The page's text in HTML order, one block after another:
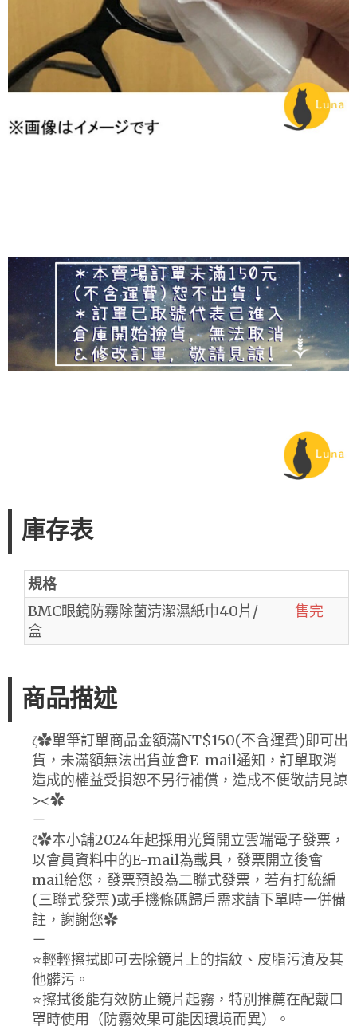
庫存表
規格
BMC眼鏡防霧除菌清潔濕紙巾40片/
盒
售完
商品描述
ζ✿單筆訂單商品金額滿NT$150(不含運費)即可出
貨，未滿額無法出貨並會E-mail通知，訂單取消
造成的權益受損恕不另行補償，造成不便敬請見諒
><✿
－
ζ✿本小舖2024年起採用光貿開立雲端電子發票，
以會員資料中的E-mail為載具，發票開立後會
mail給您，發票預設為二聯式發票，若有打統編
(三聯式發票)或手機條碼歸戶需求請下單時一併備
註，謝謝您✿
－
⭐️輕輕擦拭即可去除鏡片上的指紋、皮脂污漬及其
他髒污。
⭐️擦拭後能有效防止鏡片起霧，特別推薦在配戴口
罩時使用（防霧效果可能因環境而異）。